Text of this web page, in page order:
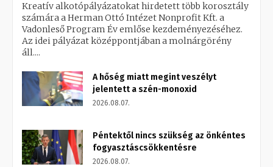
Kreatív alkotópályázatokat hirdetett több korosztály
számára a Herman Ottó Intézet Nonprofit Kft. a
Vadonleső Program Év emlőse kezdeményezéséhez.
Az idei pályázat középpontjában a molnárgörény
áll....
A hőség miatt megint veszélyt
jelentett a szén-monoxid
2026.08.07.
Péntektől nincs szükség az önkéntes
fogyasztáscsökkentésre
2026.08.07.